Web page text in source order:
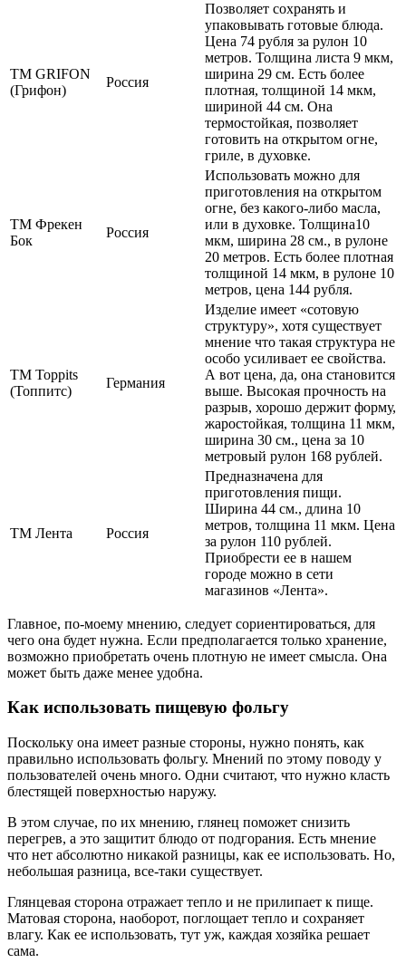
ТМ GRIFON
(Грифон)
Россия
Позволяет сохранять и
упаковывать готовые блюда.
Цена 74 рубля за рулон 10
метров. Толщина листа 9 мкм,
ширина 29 см. Есть более
плотная, толщиной 14 мкм,
шириной 44 см. Она
термостойкая, позволяет
готовить на открытом огне,
гриле, в духовке.
ТМ Фрекен
Бок
Россия
Использовать можно для
приготовления на открытом
огне, без какого-либо масла,
или в духовке. Толщина10
мкм, ширина 28 см., в рулоне
20 метров. Есть более плотная
толщиной 14 мкм, в рулоне 10
метров, цена 144 рубля.
ТМ Toppits
(Топпитс)
Германия
Изделие имеет «сотовую
структуру», хотя существует
мнение что такая структура не
особо усиливает ее свойства.
А вот цена, да, она становится
выше. Высокая прочность на
разрыв, хорошо держит форму,
жаростойкая, толщина 11 мкм,
ширина 30 см., цена за 10
метровый рулон 168 рублей.
ТМ Лента Россия
Предназначена для
приготовления пищи.
Ширина 44 см., длина 10
метров, толщина 11 мкм. Цена
за рулон 110 рублей.
Приобрести ее в нашем
городе можно в сети
магазинов «Лента».
Главное, по-моему мнению, следует сориентироваться, для
чего она будет нужна. Если предполагается только хранение,
возможно приобретать очень плотную не имеет смысла. Она
может быть даже менее удобна.
Как использовать пищевую фольгу
Поскольку она имеет разные стороны, нужно понять, как
правильно использовать фольгу. Мнений по этому поводу у
пользователей очень много. Одни считают, что нужно класть
блестящей поверхностью наружу.
В этом случае, по их мнению, глянец поможет снизить
перегрев, а это защитит блюдо от подгорания. Есть мнение
что нет абсолютно никакой разницы, как ее использовать. Но,
небольшая разница, все-таки существует.
Глянцевая сторона отражает тепло и не прилипает к пище.
Матовая сторона, наоборот, поглощает тепло и сохраняет
влагу. Как ее использовать, тут уж, каждая хозяйка решает
сама.